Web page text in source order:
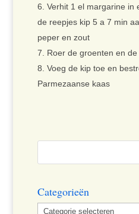
Verhit 1 el margarine in
de reepjes kip 5 a 7 min
peper en zout
Roer de groenten en
Voeg de kip toe en
Parmezaanse kaas
Categorieën
Categorieën